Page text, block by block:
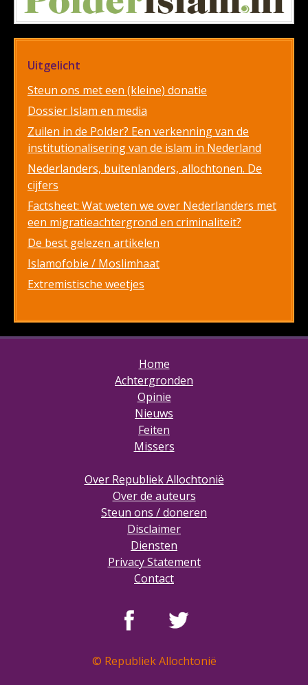
Uitgelicht
Steun ons met een (kleine) donatie
Dossier Islam en media
Zuilen in de Polder? Een verkenning van de
institutionalisering van de islam in Nederland
Nederlanders, buitenlanders, allochtonen. De
cijfers
Factsheet: Wat weten we over Nederlanders met
een migratieachtergrond en criminaliteit?
De best gelezen artikelen
Islamofobie / Moslimhaat
Extremistische weetjes
Home
Achtergronden
Opinie
Nieuws
Feiten
Missers
Over Republiek Allochtonië
Over de auteurs
Steun ons / doneren
Disclaimer
Diensten
Privacy Statement
Contact
© Republiek Allochtonië